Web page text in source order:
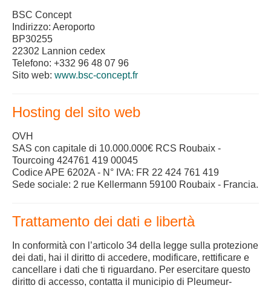
BSC Concept
Indirizzo: Aeroporto
BP30255
22302 Lannion cedex
Telefono: +332 96 48 07 96
Sito web: www.bsc-concept.fr
Hosting del sito web
OVH
SAS con capitale di 10.000.000€ RCS Roubaix -
Tourcoing 424761 419 00045
Codice APE 6202A - N° IVA: FR 22 424 761 419
Sede sociale: 2 rue Kellermann 59100 Roubaix - Francia.
Trattamento dei dati e libertà
In conformità con l’articolo 34 della legge sulla protezione
dei dati, hai il diritto di accedere, modificare, rettificare e
cancellare i dati che ti riguardano. Per esercitare questo
diritto di accesso, contatta il municipio di Pleumeur-